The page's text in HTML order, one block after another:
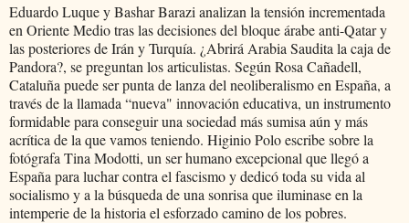
Eduardo Luque y Bashar Barazi analizan la tensión incrementada
en Oriente Medio tras las decisiones del bloque árabe anti-Qatar y
las posteriores de Irán y Turquía. ¿Abrirá Arabia Saudita la caja de
Pandora?, se preguntan los articulistas. Según Rosa Cañadell,
Cataluña puede ser punta de lanza del neoliberalismo en España, a
través de la llamada “nueva" innovación educativa, un instrumento
formidable para conseguir una sociedad más sumisa aún y más
acrítica de la que vamos teniendo. Higinio Polo escribe sobre la
fotógrafa Tina Modotti, un ser humano excepcional que llegó a
España para luchar contra el fascismo y dedicó toda su vida al
socialismo y a la búsqueda de una sonrisa que iluminase en la
intemperie de la historia el esforzado camino de los pobres.